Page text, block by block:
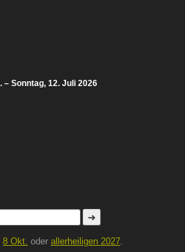
– Sonntag, 12. Juli 2026
➜
8 Okt. oder allerheiligen 2027.